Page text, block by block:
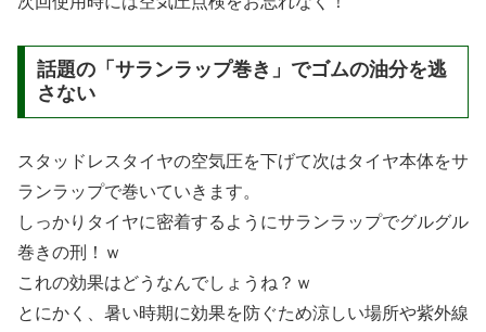
話題の「サランラップ巻き」でゴムの油分を逃
さない
スタッドレスタイヤの空気圧を下げて次はタイヤ本体をサ
ランラップで巻いていきます。
しっかりタイヤに密着するようにサランラップでグルグル
巻きの刑！ｗ
これの効果はどうなんでしょうね？ｗ
とにかく、暑い時期に効果を防ぐため涼しい場所や紫外線